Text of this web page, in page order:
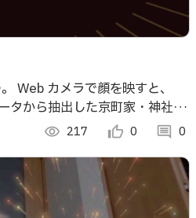
Web カメラで顔を映すと、
タから抽出した京町家・神社仏
漫画風 Web AR 体験。
visibility 217 thumb_up_alt 0 comment 0